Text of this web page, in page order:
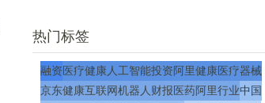
热门标签
融资医疗健康人工智能投资阿里健康医疗器械
京东健康互联网机器人 财报医药阿里行业中国